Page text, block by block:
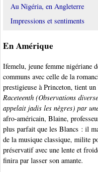
Au Nigéria, en Angleterre
Impressions et sentiments
En Amérique
Ifemelu, jeune femme nigériane
communs avec celle de la
prestigieuse à Princeton, tient
Raceteenth (Observations
appelait jadis les nègres) par
afro-américain, Blaine,
plus parfait que les Blancs : il
de la musique classique, milite
préservatif avec une lente et
finira par lasser son amante.